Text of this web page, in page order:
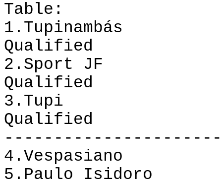
Table:
1.Tupinambás
Qualified
2.Sport JF
Qualified
3.Tupi
Qualified
4. Vespasiano
5. Paulo Isidoro